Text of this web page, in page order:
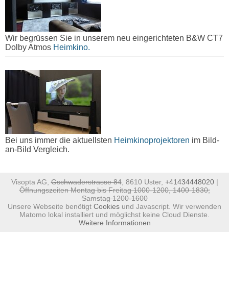
Wir begrüssen Sie in unserem neu eingerichteten B&W CT7
Dolby Atmos Heimkino.
Bei uns immer die aktuellsten Heimkinoprojektoren im Bild-
an-Bild Vergleich.
Visopta AG,Gschwaderstrasse 84, 8610 Uster, +41434448020|
Öffnungszeiten Montag bis Freitag 1000-1200, 1400-1830;
Samstag 1200-1600
Unsere Webseite benötigt Cookies und Javascript. Wir verwenden
Matomo lokal installiert und möglichst keine Cloud Dienste.
Weitere Informationen